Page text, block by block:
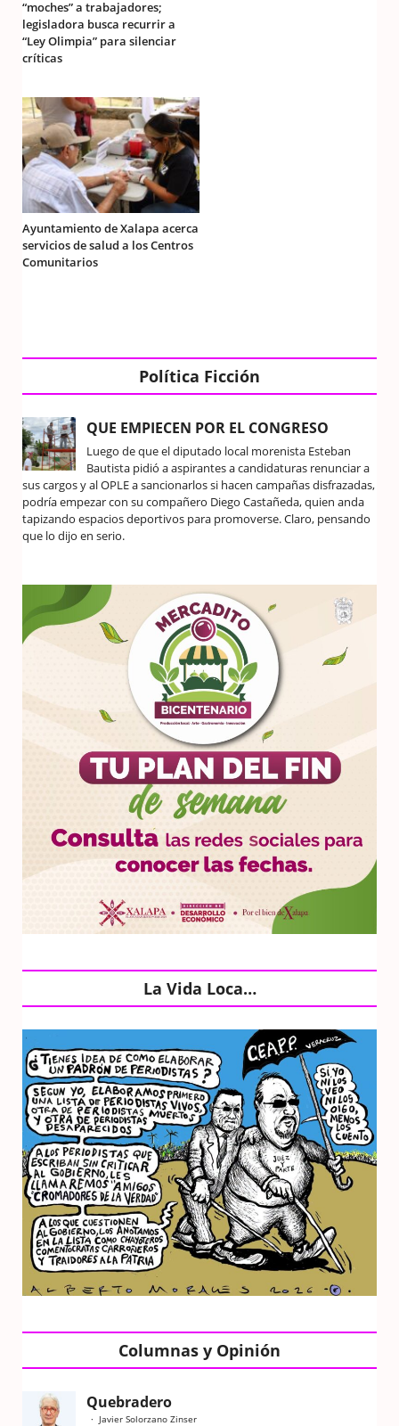
“moches” a trabajadores;
legisladora busca recurrir a
“Ley Olimpia” para silenciar
críticas
Ayuntamiento de Xalapa acerca
servicios de salud a los Centros
Comunitarios
Política Ficción
QUE EMPIECEN POR EL CONGRESO
Luego de que el diputado local morenista Esteban
Bautista pidió a aspirantes a candidaturas renunciar a
sus cargos y al OPLE a sancionarlos si hacen campañas disfrazadas,
podría empezar con su compañero Diego Castañeda, quien anda
tapizando espacios deportivos para promoverse. Claro, pensando
que lo dijo en serio.
La Vida Loca…
Columnas y Opinión
Quebradero
Javier Solorzano Zinser